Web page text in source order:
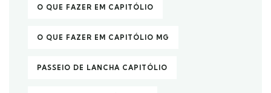
O QUE FAZER EM CAPITÓLIO
O QUE FAZER EM CAPITÓLIO MG
PASSEIO DE LANCHA CAPITÓLIO